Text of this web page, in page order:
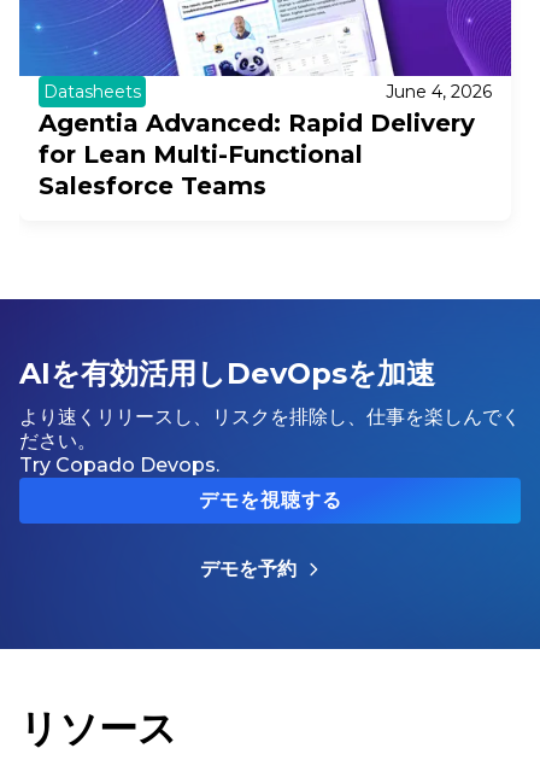
Datasheets June 4, 2026
Agentia Advanced: Rapid Delivery
for Lean Multi-Functional
Salesforce Teams
AIを有効活用しDevOpsを加速
より速くリリースし、リスクを排除し、仕事を楽しんでく
ださい。
Try Copado Devops.
デモを視聴する
デモを予約
リソース